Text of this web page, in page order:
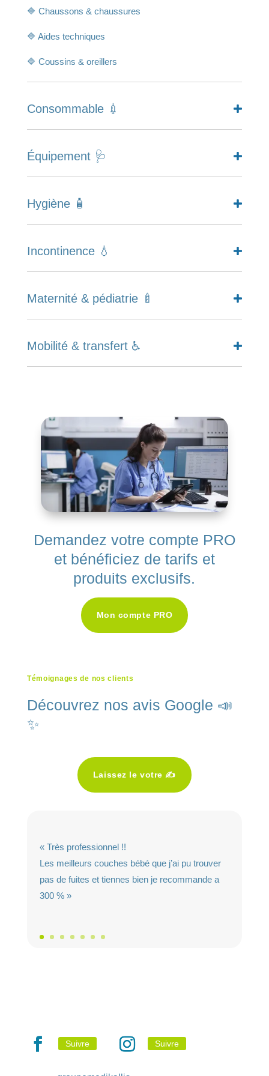
🔷 Chaussons & chaussures
🔷 Aides techniques
🔷 Coussins & oreillers
Consommable 💉
Équipement 🩺
Hygiène 🧴
Incontinence 💧
Maternité & pédiatrie 🍼
Mobilité & transfert ♿
Demandez votre compte PRO
et bénéficiez de tarifs et
produits exclusifs.
Mon compte PRO
Témoignages de nos clients
Découvrez nos avis Google 📣
✨
Laissez le votre ✍️
« Très professionnel !!
Les meilleurs couches bébé que j’ai pu trouver
pas de fuites et tiennes bien je recommande a
300 % »
Suivre Suivre